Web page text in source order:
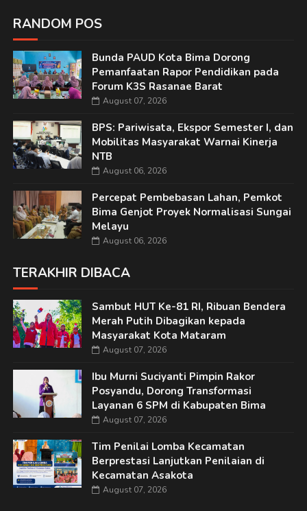
RANDOM POS
Bunda PAUD Kota Bima Dorong
Pemanfaatan Rapor Pendidikan pada
Forum K3S Rasanae Barat
August 07, 2026
BPS: Pariwisata, Ekspor Semester I, dan
Mobilitas Masyarakat Warnai Kinerja
NTB
August 06, 2026
Percepat Pembebasan Lahan, Pemkot
Bima Genjot Proyek Normalisasi Sungai
Melayu
August 06, 2026
TERAKHIR DIBACA
Sambut HUT Ke-81 RI, Ribuan Bendera
Merah Putih Dibagikan kepada
Masyarakat Kota Mataram
August 07, 2026
Ibu Murni Suciyanti Pimpin Rakor
Posyandu, Dorong Transformasi
Layanan 6 SPM di Kabupaten Bima
August 07, 2026
Tim Penilai Lomba Kecamatan
Berprestasi Lanjutkan Penilaian di
Kecamatan Asakota
August 07, 2026